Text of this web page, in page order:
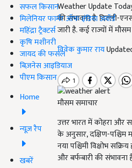
सफल किसान
मिलेनियर फार्मर ऑफ इंडिया अवॉर्ड
महिंद्रा ट्रैक्टर्स
कृषि मशीनरी
जायद की फसल
बिज़नेस आइडियाज
पीएम किसान
Home
न्यूज़ रैप
खबरें
Weather Update
की संभावना है. दिल्ली-
जारी है. कई राज्यों में
विवेक कुमार राय
मौसम समाचार
उत्तर भारत में कोहरा और
के अनुसार, दक्षिण-पश्चिम
नया पश्चिमी विक्षोभ
और बर्फबारी की संभावना